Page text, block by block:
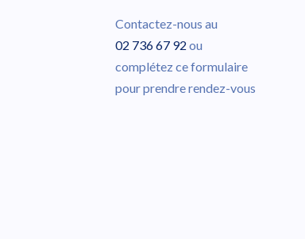
Contactez-nous au
02 736 67 92 ou
complétez ce formulaire
pour prendre rendez-vous